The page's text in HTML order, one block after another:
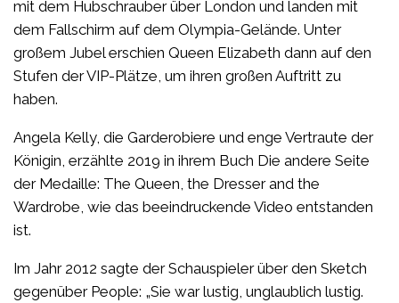
mit dem Hubschrauber über London und landen mit
dem Fallschirm auf dem Olympia-Gelände. Unter
großem Jubel erschien Queen Elizabeth dann auf den
Stufen der VIP-Plätze, um ihren großen Auftritt zu
haben.
Angela Kelly, die Garderobiere und enge Vertraute der
Königin, erzählte 2019 in ihrem Buch Die andere Seite
der Medaille: The Queen, the Dresser and the
Wardrobe, wie das beeindruckende Video entstanden
ist.
Im Jahr 2012 sagte der Schauspieler über den Sketch
gegenüber People: „Sie war lustig, unglaublich lustig.